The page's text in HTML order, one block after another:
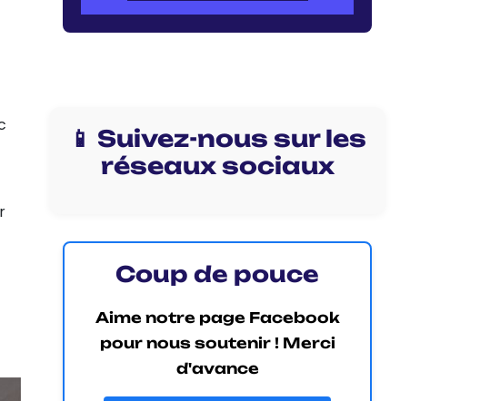
📱 Suivez-nous sur les
réseaux sociaux
Coup de pouce
Aime notre page Facebook
pour nous soutenir ! Merci
d'avance